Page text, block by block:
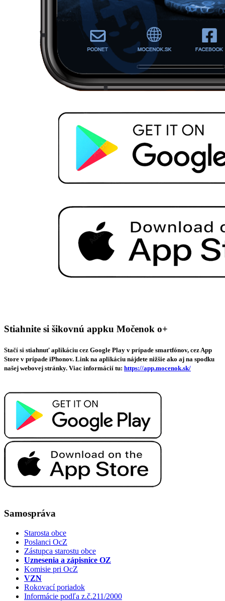
Stiahnite si šikovnú appku Močenok o+
Stačí si stiahnuť aplikáciu cez Google Play v prípade smartfónov, cez App
Store v prípade iPhonov. Link na aplikáciu nájdete nižšie ako aj na spodku
našej webovej stránky. Viac informácií tu: https://app.mocenok.sk/
Samospráva
Starosta obce
Poslanci OcZ
Zástupca starostu obce
Uznesenia a zápisnice OZ
Komisie pri OcZ
VZN
Rokovací poriadok
Informácie podľa z.č.211/2000